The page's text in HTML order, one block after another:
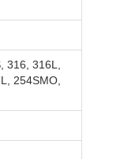
316L,
254SMO,